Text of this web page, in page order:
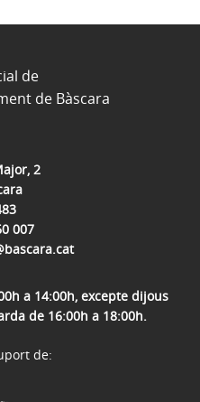
2
007
a 14:00h, excepte dijous
de 16:00h a 18:00h.
de
de Bàscara
de: